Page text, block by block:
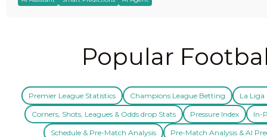
Popular
Premier League Statistics Champions League Betting La Liga
Corners, Shots, Leagues & Odds drop Stats Pressure Index In-
Schedule & Pre-Match Analysis Pre-Match Analysis & AI